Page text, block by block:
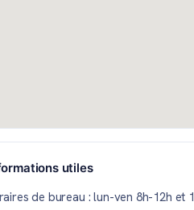
utiles
de bureau : lun-ven 8h-12h et